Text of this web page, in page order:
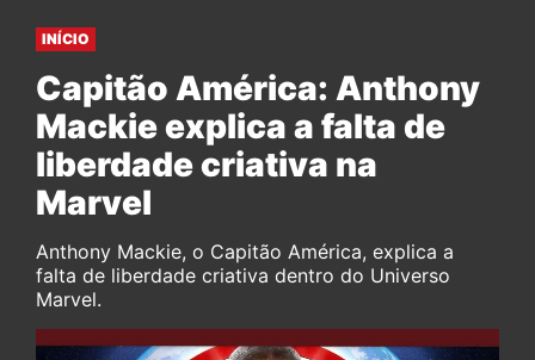
INÍCIO
Capitão América: Anthony
Mackie explica a falta de
liberdade criativa na
Marvel
Anthony Mackie, o Capitão América, explica a
falta de liberdade criativa dentro do Universo
Marvel.